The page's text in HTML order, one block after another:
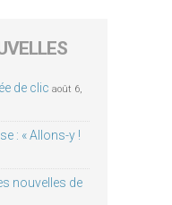
de clic août 6,
: « Allons-y !
nouvelles de